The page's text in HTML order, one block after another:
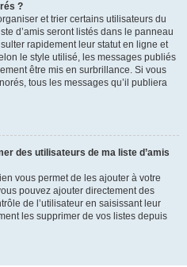
?
et trier certains utilisateurs du
d’amis seront listés dans le panneau
rapidement leur statut en ligne et
le style utilisé, les messages publiés
être mis en surbrillance. Si vous
tous les messages qu’il publiera
des utilisateurs de ma liste d’amis
vous permet de les ajouter à votre
pouvez ajouter directement des
de l’utilisateur en saisissant leur
les supprimer de vos listes depuis